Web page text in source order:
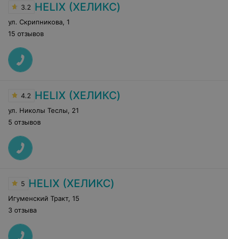
3.2 HELIX (ХЕЛИКС)
ул. Скрипникова 1
15 отзывов
4.2 HELIX (ХЕЛИКС)
ул. Николы Теслы
21
5 отзывов
5 HELIX (ХЕЛИКС)
Игуменский Тракт, 15
3 отзыва